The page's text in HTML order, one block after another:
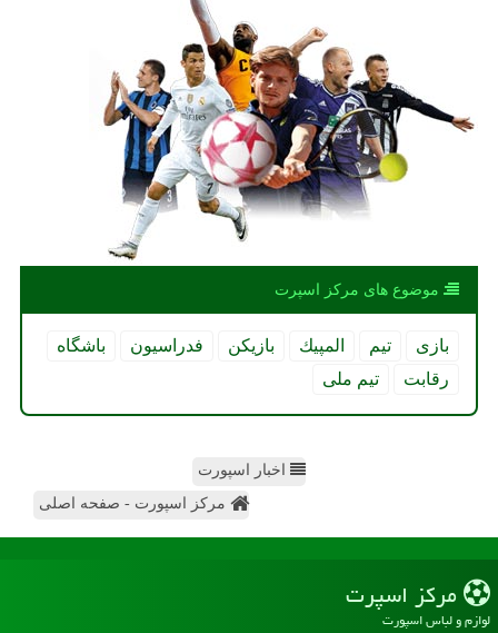
موضوع های مركز اسپرت
بازی تیم المپیك بازیكن فدراسیون
باشگاه
رقابت
تیم ملی
اخبار اسپورت
مرکز اسپورت - صفحه اصلی
مركز اسپرت
لوازم و لباس اسپورت